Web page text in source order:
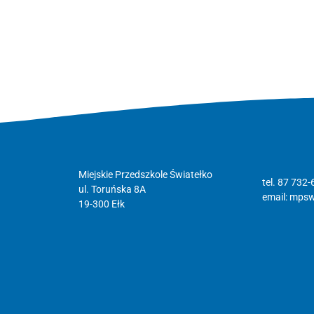
Miejskie Przedszkole Światełko
ul. Toruńska 8A
19-300 Ełk
tel. 87 732-
email: